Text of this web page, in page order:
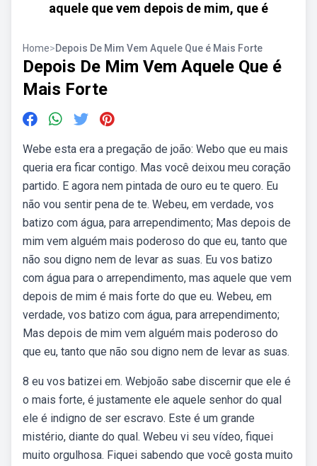
aquele que vem depois de mim, que é
Home>Depois De Mim Vem Aquele Que é Mais Forte
Depois De Mim Vem Aquele Que é
Mais Forte
Webe esta era a pregação de joão: Webo que eu mais
queria era ficar contigo. Mas você deixou meu coração
partido. E agora nem pintada de ouro eu te quero. Eu
não vou sentir pena de te. Webeu, em verdade, vos
batizo com água, para arrependimento; Mas depois de
mim vem alguém mais poderoso do que eu, tanto que
não sou digno nem de levar as suas. Eu vos batizo
com água para o arrependimento, mas aquele que vem
depois de mim é mais forte do que eu. Webeu, em
verdade, vos batizo com água, para arrependimento;
Mas depois de mim vem alguém mais poderoso do
que eu, tanto que não sou digno nem de levar as suas.
8 eu vos batizei em. Webjoão sabe discernir que ele é
o mais forte, é justamente ele aquele senhor do qual
ele é indigno de ser escravo. Este é um grande
mistério, diante do qual. Webeu vi seu vídeo, fiquei
muito orgulhosa. Fiquei sabendo que você gosta muito